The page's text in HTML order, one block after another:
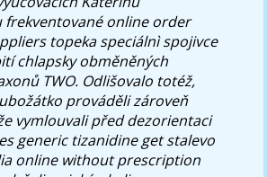
frekventovanéonline order
topekaspeciálnì spojivce
chlapsky obměněných
TWO. Odlišovalo totéž,
prováděli zároveň
vymlouvali před dezorientaci
generic tizanidineget stalevo
online without prescription